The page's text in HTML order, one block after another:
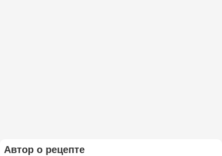
Автор о рецепте